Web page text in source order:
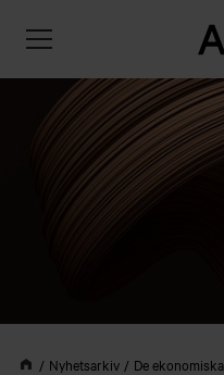
Nyhetsarkiv De